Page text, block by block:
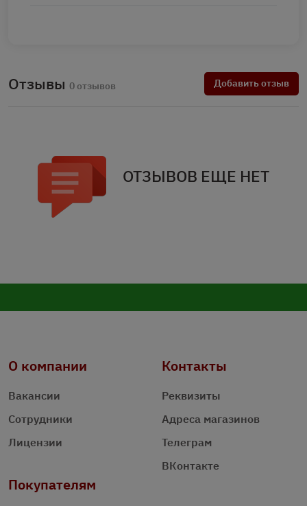
Отзывы 0 отзывов Добавить отзыв
ОТЗЫВОВ ЕЩЕ НЕТ
О компании
Вакансии
Сотрудники
Лицензии
Контакты
Реквизиты
Адреса магазинов
Телеграм
ВКонтакте
Покупателям